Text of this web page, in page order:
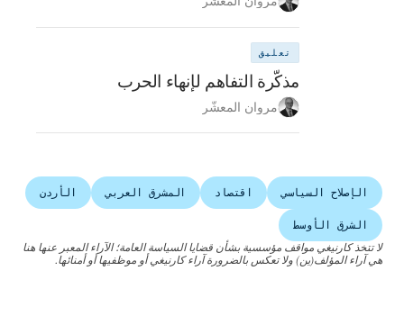
تعليق
مذكّرة التفاهم لإنهاء الحرب
مروان المعشّر
الإصلاح السياسي اقتصاد المشرق العربي الأردن
الشرق الأوسط
لا تتخذ كارنيغي مواقف مؤسسية بشأن قضايا السياسة العامة؛ الآراء المعبر عنها هنا
هي آراء المؤلف(ين) ولا تعكس بالضرورة آراء كارنيغي أو موظفيها أو أمنائها.